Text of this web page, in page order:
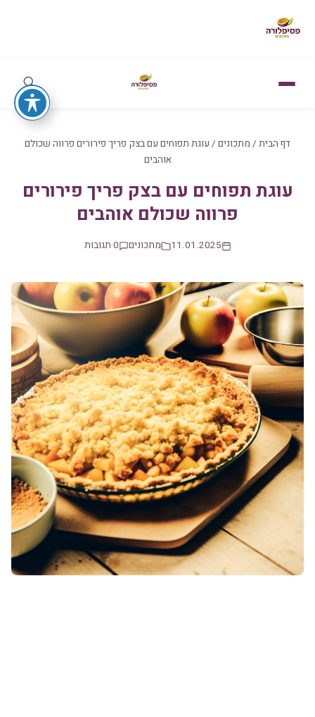
דף הבית / מתכונים / עוגת תפוחים עם בצק פריך פירורים פרווה שכולם
אוהבים
עוגת תפוחים עם בצק פריך פירורים
פרווה שכולם אוהבים
11.01.2025 מתכונים 0 תגובות